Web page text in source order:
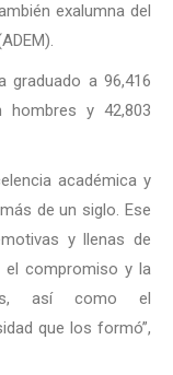
exalumna del
graduado a 96,416
hombres y 42,803
académica y
de un siglo. Ese
y llenas de
el compromiso y la
así como el
que los formó”,